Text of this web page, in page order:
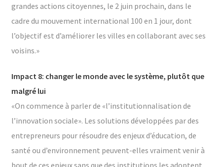
grandes actions citoyennes, le 2 juin prochain, dans le
cadre du mouvement international 100 en 1 jour, dont
l’objectif est d’améliorer les villes en collaborant avec ses
voisins.»
Impact 8: changer le monde avec le système, plutôt que
malgré lui
«On commence à parler de «l’institutionnalisation de
l’innovation sociale». Les solutions développées par des
entrepreneurs pour résoudre des enjeux d’éducation, de
santé ou d’environnement peuvent-elles vraiment venir à